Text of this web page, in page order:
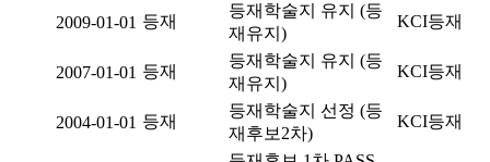
2009-01-01 등재
등재학술지 유지 (등
재유지)
KCI등재
2007-01-01 등재
등재학술지 유지 (등
재유지)
KCI등재
2004-01-01 등재
등재학술지 선정 (등
재후보2차)
KCI등재